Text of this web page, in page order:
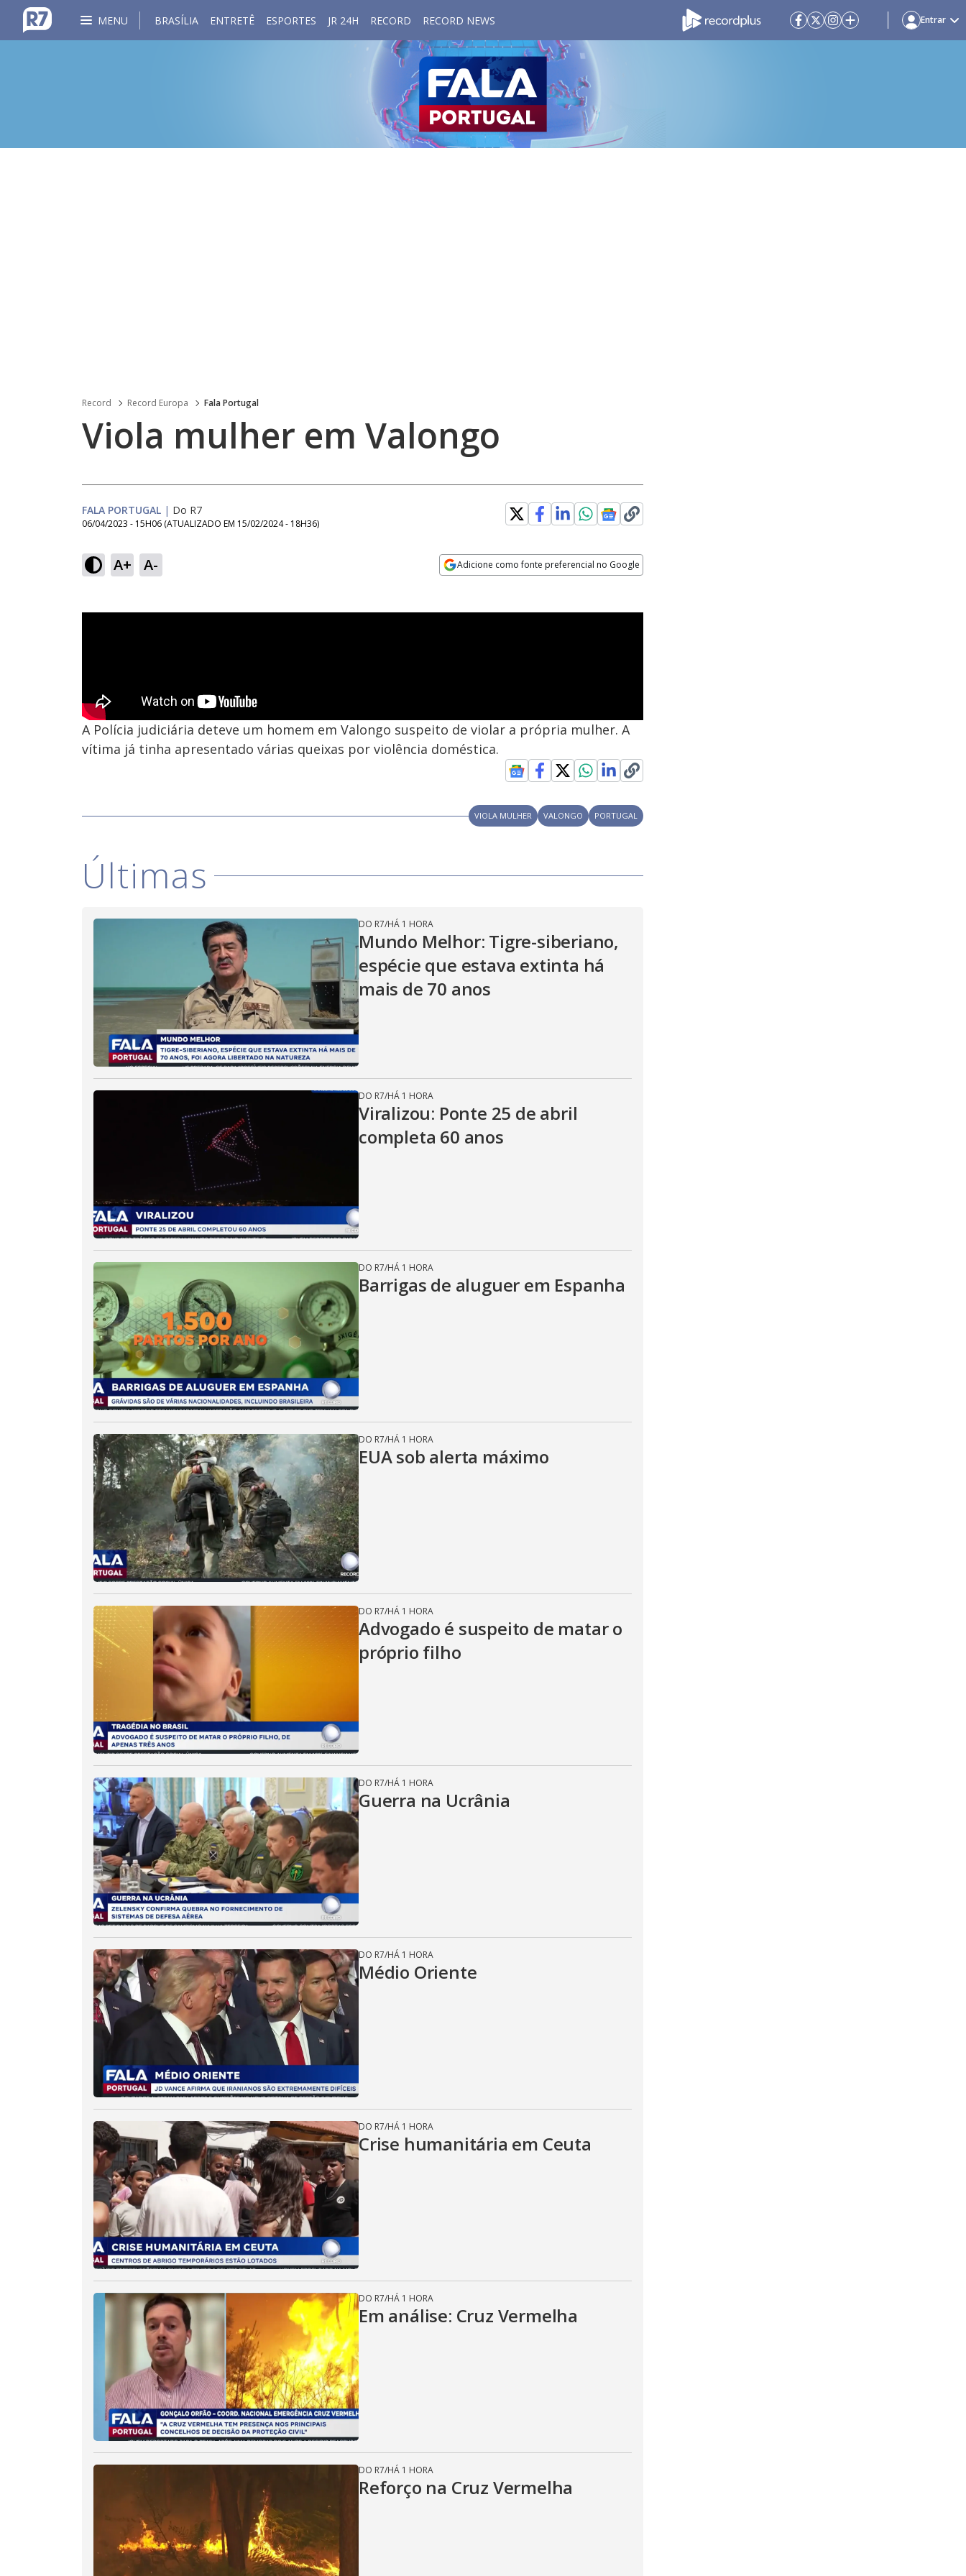
MENU BRASÍLIA ENTRETÊ ESPORTES JR 24H RECORD RECORD NEWS Entrar
Record Record Europa Fala Portugal
Viola mulher em Valongo
FALA PORTUGAL | Do R7
06/04/2023 - 15H06 (ATUALIZADO EM 15/02/2024 - 18H36)
A+ A- Adicione como fonte preferencial no Google
A Polícia judiciária deteve um homem em Valongo suspeito de violar a própria mulher. A
vítima já tinha apresentado várias queixas por violência doméstica.
VIOLA MULHER VALONGO PORTUGAL
Últimas
DO R7/HÁ 1 HORA
Mundo Melhor: Tigre-siberiano,
espécie que estava extinta há
mais de 70 anos
DO R7/HÁ 1 HORA
Viralizou: Ponte 25 de abril
completa 60 anos
DO R7/HÁ 1 HORA
Barrigas de aluguer em Espanha
DO R7/HÁ 1 HORA
EUA sob alerta máximo
DO R7/HÁ 1 HORA
Advogado é suspeito de matar o
próprio filho
DO R7/HÁ 1 HORA
Guerra na Ucrânia
DO R7/HÁ 1 HORA
Médio Oriente
DO R7/HÁ 1 HORA
Crise humanitária em Ceuta
DO R7/HÁ 1 HORA
Em análise: Cruz Vermelha
DO R7/HÁ 1 HORA
Reforço na Cruz Vermelha